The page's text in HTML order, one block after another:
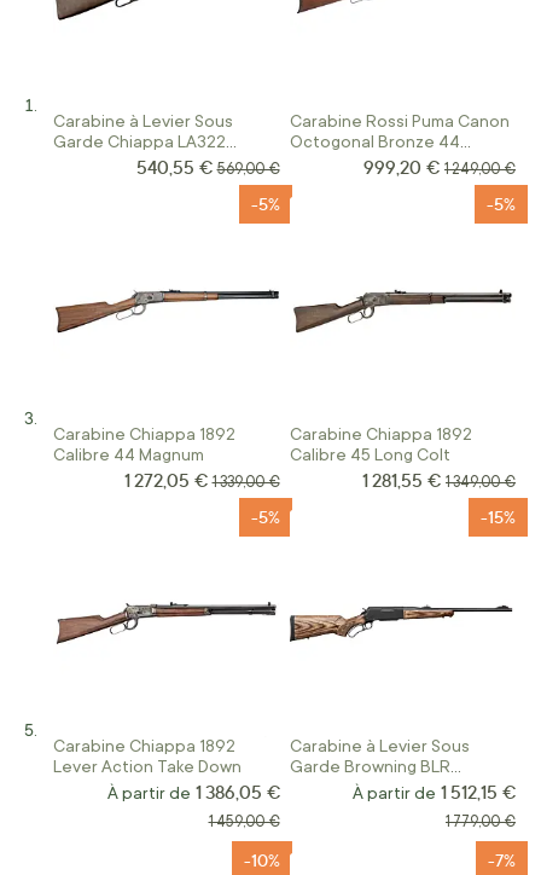
Carabine à Levier Sous
Garde Chiappa LA322
Standart Finition Matte
Black Canon Fileté
Prix Spécial
540,55 € Prix normal
569,00 €
Carabine Rossi Puma Canon
Octogonal Bronze 44
Prix Spécial
999,20 € Prix normal
1 249,00 €
Carabine Chiappa 1892
Calibre 44 Magnum
-5%
Prix Spécial
1 272,05 € Prix normal
1 339,00 €
Carabine Chiappa 1892
Calibre 45 Long Colt
-5%
Prix Spécial
1 281,55 € Prix normal
1 349,00 €
Carabine Chiappa 1892
Lever Action Take Down
-5%
À partir de 1 386,05 €
Prix normal
1 459,00 €
Carabine à Levier Sous
Garde Browning BLR
Ligthweight Hunter
Laminated Brown
-15%
À partir de 1 512,15 €
Prix normal
1 779,00 €
-10% -7%